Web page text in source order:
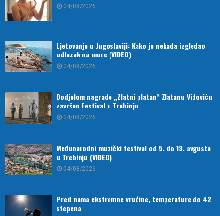
04/08/2026
Ljetovanje u Jugoslaviji: Kako je nekada izgledao
odlazak na more (VIDEO)
04/08/2026
Dodjelom nagrade „Zlatni platan“ Zlatanu Vidoviću
završen Festival u Trebinju
04/08/2026
Međunarodni muzički festival od 5. do 13. avgusta
u Trebinju (VIDEO)
04/08/2026
Pred nama ekstremne vrućine, temperature do 42
stepena